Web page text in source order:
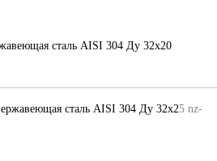
сталь AISI 304 Ду 32х20